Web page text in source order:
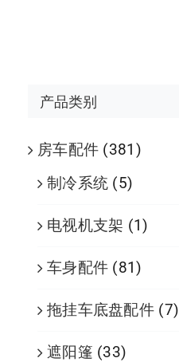
产品类别
房车配件 (381)
制冷系统 (5)
电视机支架 (1)
车身配件 (81)
拖挂车底盘配件 (7)
遮阳篷 (33)